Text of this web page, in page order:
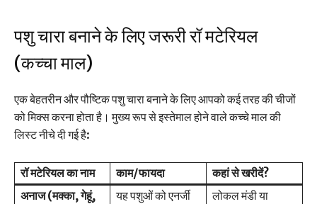
पशु चारा बनाने के लिए जरूरी रॉ मटेरियल
(कच्चा माल)
एक बेहतरीन और पौष्टिक पशु चारा बनाने के लिए आपको कई तरह की चीजों
को मिक्स करना होता है। मुख्य रूप से इस्तेमाल होने वाले कच्चे माल की
लिस्ट नीचे दी गई है:
रॉ मटेरियल का नाम काम/फायदा
कहां से खरीदें?
अनाज (मक्का, गेहूं,
यह पशुओं को एनर्जी
लोकल मंडी या